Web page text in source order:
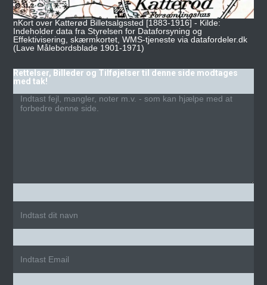
nKort over Katterød Billetsalgssted [1883-1916] - Kilde:
Indeholder data fra Styrelsen for Dataforsyning og
Effektivisering, skærmkortet, WMS-tjeneste via datafordeler.dk
(Lave Målebordsblade 1901-1971)
Rettelser, Billeder og Tilføjelser til denne side modtages
med tak!